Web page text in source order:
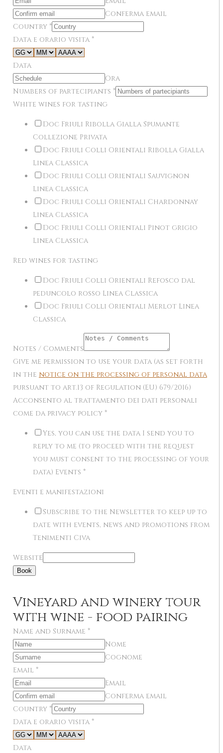
Conferma email
Country *
Data e orario visita *
Data
Ora
Numbers of partecipiants *
White wines for tasting
Doc Friuli Ribolla Gialla Spumante
Collezione Privata
Doc Friuli Colli Orientali Ribolla Gialla
Linea Classica
Doc Friuli Colli Orientali Sauvignon
Linea Classica
Doc Friuli Colli Orientali Chardonnay
Linea Classica
Doc Friuli Colli Orientali Pinot grigio
Linea Classica
Red wines for tasting
Doc Friuli Colli Orientali Refosco dal
peduncolo rosso Linea Classica
Doc Friuli Colli Orientali Merlot Linea
Classica
Notes / Comments
Give me permission to use your data (as set forth
in the notice on the processing of personal data
pursuant to art.13 of Regulation (EU) 679/2016)
Acconsento al trattamento dei dati personali
come da privacy policy *
Yes, you can use the data I send you to
reply to me (to proceed with the request
you must consent to the processing of your
data) Events *
Eventi e manifestazioni
Subscribe to the Newsletter to keep up to
date with events, news and promotions from
Tenimenti Civa
Website
Book
Vineyard and winery tour
with wine - food pairing
Name and Surname *
Nome
Cognome
Email *
Email
Conferma email
Country *
Data e orario visita *
Data